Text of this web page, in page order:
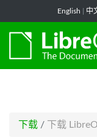
English 中
下载 / 下载